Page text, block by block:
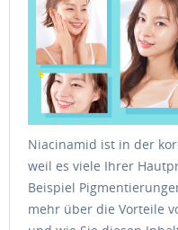
Niacinamid ist in der
weil es viele Ihrer
Beispiel
mehr über die Vorteile